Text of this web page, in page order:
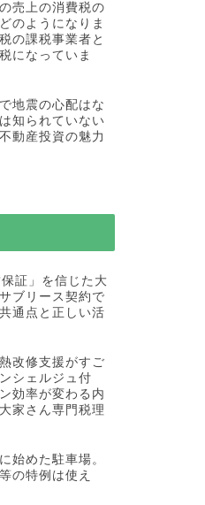
売上の消費税の
のようになりま
の課税事業者と
になっていま
地震の心配はな
知られていない
動産投資の魅力
保証」を信じた大
ブリース契約で
通点と正しい活
改修支援がすご
シェルジュ付
効率が変わる内
家さん専門税理
始めた駐車場。
の特例は使え